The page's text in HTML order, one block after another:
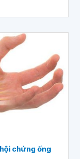
lượng lao động
chứng ống